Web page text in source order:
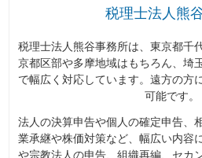
税理士法人熊
税理士法人熊谷事務所は、東京都千
京都区部や多摩地域はもちろん、埼
で幅広く対応しています。遠方の方
可能です。
法人の決算申告や個人の確定申告、
業承継や株価対策など、幅広い内容
や宗教法人の申告、組織再編、セカ